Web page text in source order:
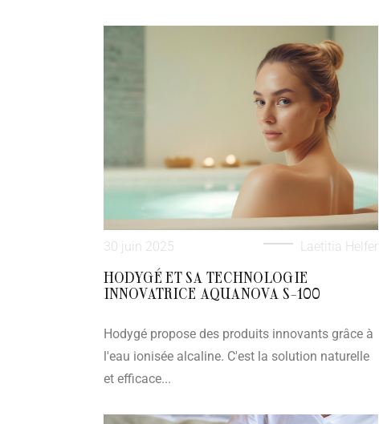
30 juin 2025 Laetitia Helfer
HODYGÉ ET SA TECHNOLOGIE
INNOVATRICE AQUANOVA S-100
Hodygé propose des produits innovants grâce à
l'eau ionisée alcaline. C'est la solution naturelle
et efficace...